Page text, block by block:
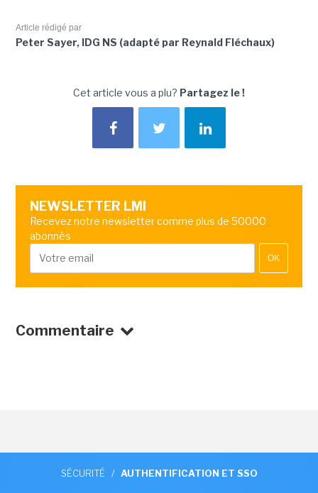
Article rédigé par
Peter Sayer, IDG NS (adapté par Reynald Fléchaux)
Cet article vous a plu? Partagez le !
NEWSLETTER LMI
Recevez notre newsletter comme plus de 50000
abonnés
OK
Commentaire
SÉCURITÉ / AUTHENTIFICATION ET SSO